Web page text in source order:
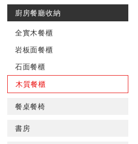
廚房餐廳收納
全實木餐櫃
岩板面餐櫃
石面餐櫃
木質餐櫃
餐桌餐椅
書房